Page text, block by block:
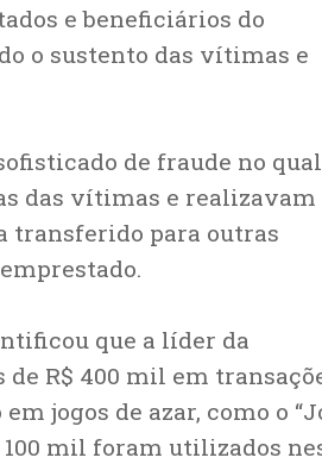
e beneficiários do
o sustento das vítimas e
de fraude no
das vítimas e realizavam
transferido para outras
que a líder da
R$ 400 mil em
jogos de azar, como o
mil foram utilizados